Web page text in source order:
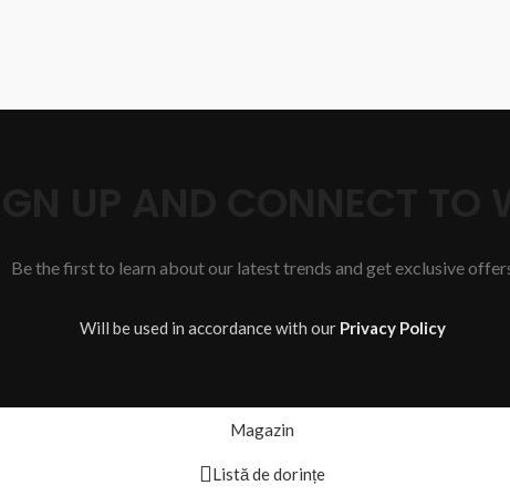
Be the first to learn about our latest trends and get exclusive
Will be used in accordance with our Privacy Policy
Magazin
Listă de dorințe